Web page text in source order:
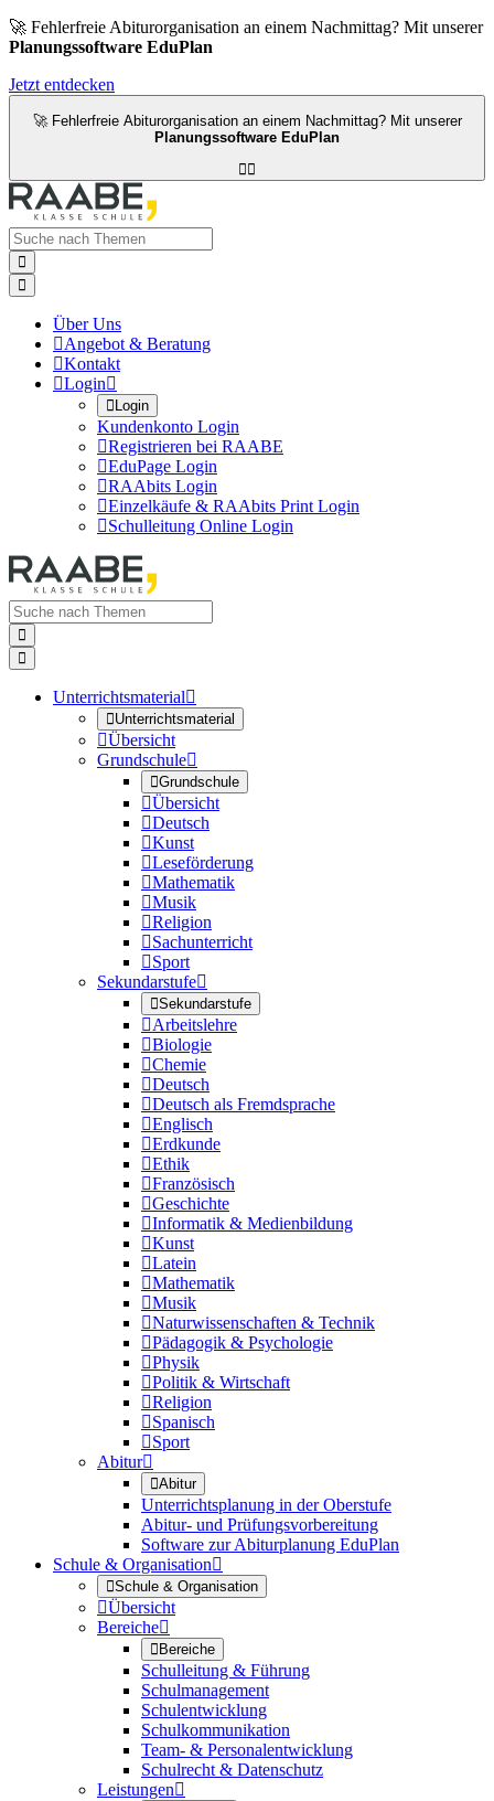
🚀 Fehlerfreie Abiturorganisation an einem Nachmittag? Mit unserer
Planungssoftware EduPlan
Jetzt entdecken
🚀 Fehlerfreie Abiturorganisation an einem Nachmittag? Mit unserer
Planungssoftware EduPlan



Über Uns
Angebot & Beratung
Kontakt
Login
Login
Kundenkonto Login
Registrieren bei RAABE
EduPage Login
RAAbits Login
Einzelkäufe & RAAbits Print Login
Schulleitung Online Login


Unterrichtsmaterial
Unterrichtsmaterial
Übersicht
Grundschule
Grundschule
Übersicht
Deutsch
Kunst
Leseförderung
Mathematik
Musik
Religion
Sachunterricht
Sport
Sekundarstufe
Sekundarstufe
Arbeitslehre
Biologie
Chemie
Deutsch
Deutsch als Fremdsprache
Englisch
Erdkunde
Ethik
Französisch
Geschichte
Informatik & Medienbildung
Kunst
Latein
Mathematik
Musik
Naturwissenschaften & Technik
Pädagogik & Psychologie
Physik
Politik & Wirtschaft
Religion
Spanisch
Sport
Abitur
Abitur
Unterrichtsplanung in der Oberstufe
Abitur- und Prüfungsvorbereitung
Software zur Abiturplanung EduPlan
Schule & Organisation
Schule & Organisation
Übersicht
Bereiche
Bereiche
Schulleitung & Führung
Schulmanagement
Schulentwicklung
Schulkommunikation
Team- & Personalentwicklung
Schulrecht & Datenschutz
Leistungen